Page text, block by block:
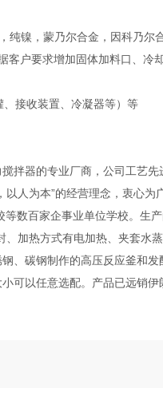
镍，蒙乃尔合金，因科乃尔
户要求增加固体加料口、冷
接收装置、冷凝器等）等
拌器的专业厂商，公司工艺
人为本”的经营理念，衷心为
数百家企事业单位学校。生
加热方式有电加热、夹套水
、碳钢制作的高压反应釜和
可以任意选配。产品已远销